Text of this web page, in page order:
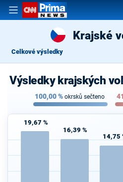
Krajské
Celkové výsledky
Výsledky krajských
100,00% okrsků sečteno
19,67 %
16,39 %
14,75